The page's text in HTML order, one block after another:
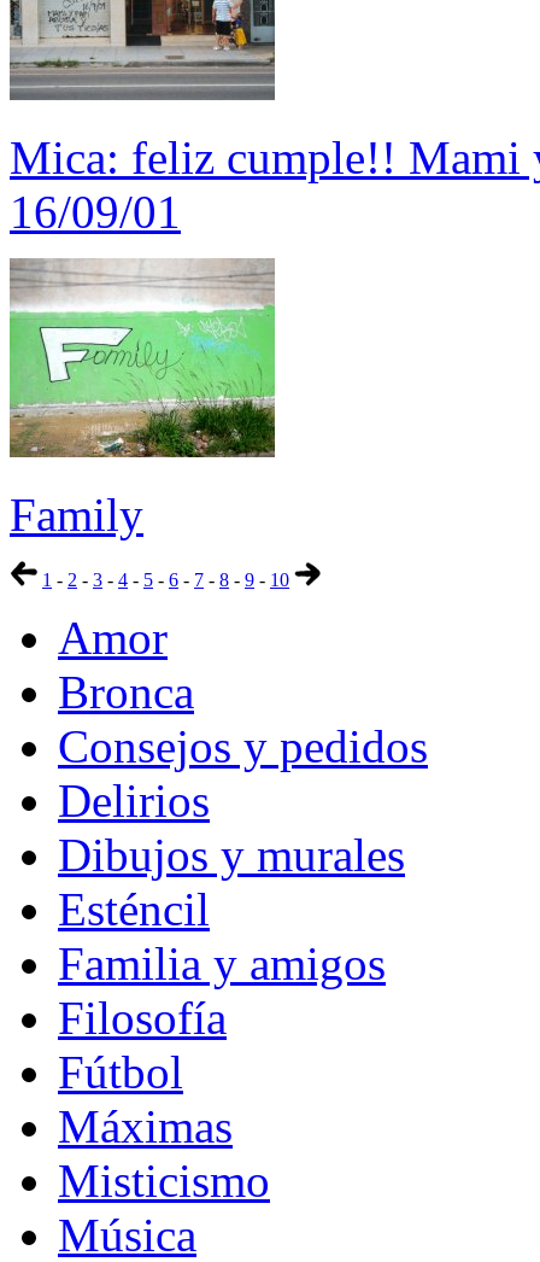
Mica: feliz cumple!! Mami
16/09/01
Family
1 - 2 - 3 - 4 - 5 - 6 - 7 - 8 - 9 - 10
Amor
Bronca
Consejos y pedidos
Delirios
Dibujos y murales
Esténcil
Familia y amigos
Filosofía
Fútbol
Máximas
Misticismo
Música